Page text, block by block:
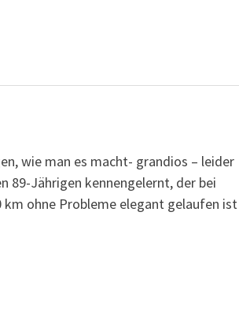
wie man es macht- grandios – leider
89-Jährigen kennengelernt, der bei
ohne Probleme elegant gelaufen ist